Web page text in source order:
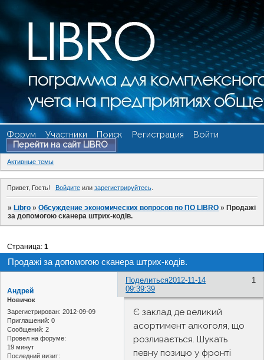
Форум Участники Поиск Регистрация
Войти
Перейти на сайт LIBRO
Активные темы
Привет, Гость! Войдитеили зарегистрируйтесь.
»Libro »Обсуждение экономических вопросов по ПО LIBRO »Продажі
за допомогою сканера штрих-кодів.
Продажі за допомогою сканера штрих-кодів.
Страница:1
Поделиться 1
2012-11-14
09:39:39
Андрей
Новичок
Зарегистрирован: 2012-09-09
Приглашений: 0
Сообщений: 2
Провел на форуме:
19 минут
Последний визит:
Є заклад де великий
асортимент алкоголя, що
розливається. Шукать
певну позицю у фронті